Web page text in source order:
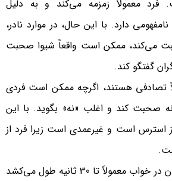
معمولاً زمزمه می‌کند و به دلیل
دارد. با این حال، در موارد نادر،
می‌کند، ممکن است واقعاً شیوا صحبت
گفتگو کند.
تصادفی هستند، اگرچه ممکن است فردی
صحبت کند و اغلب «نه» بگوید. با این
استرس است و غیرعمدی است زیرا فرد از
قسمت‌های صحبت کردن در خواب معمولاً تا 30 ثانیه طول می‌کشد